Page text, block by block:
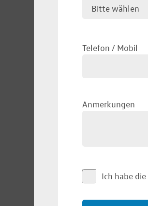
Telefon / Mobil
Anmerkungen
Ich habe die